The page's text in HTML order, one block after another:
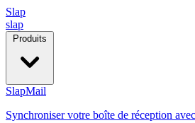
Slap
slap
Produits
SlapMail
Synchroniser votre boîte de réception